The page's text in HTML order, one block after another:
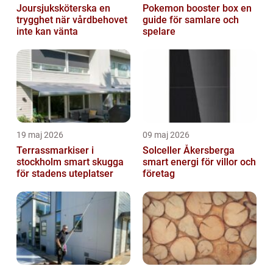
Joursjuksköterska en
trygghet när vårdbehovet
inte kan vänta
Pokemon booster box en
guide för samlare och
spelare
19 maj 2026
Terrassmarkiser i
stockholm smart skugga
för stadens uteplatser
09 maj 2026
Solceller Åkersberga
smart energi för villor och
företag